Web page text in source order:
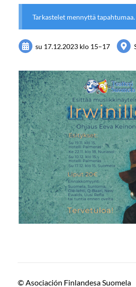
Tarkastelet mennyttä tapahtumaa.
su 17.12.2023 klo 15–17
©Asociación Finlandesa Suomela